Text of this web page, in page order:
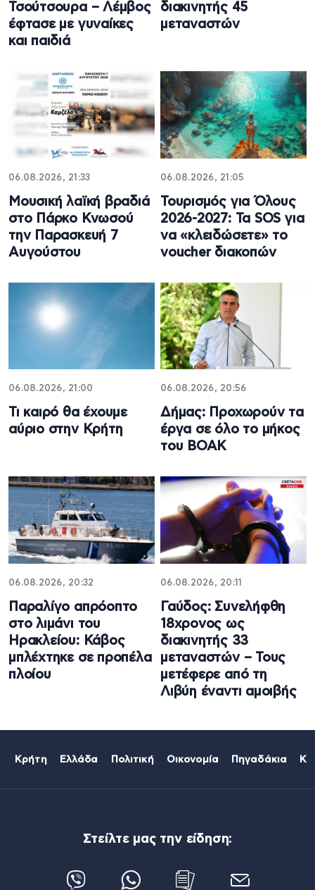
Τσούτσουρα – Λέμβος
έφτασε με γυναίκες
και παιδιά
διακινητής 45
μεταναστών
06.08.2026, 21:33
Μουσική λαϊκή βραδιά
στο Πάρκο Κνωσού
την Παρασκευή 7
Αυγούστου
06.08.2026, 21:05
Τουρισμός για Όλους
2026-2027: Τα SOS για
να «κλειδώσετε» το
voucher διακοπών
06.08.2026, 21:00
Τι καιρό θα έχουμε
αύριο στην Κρήτη
06.08.2026, 20:56
Δήμας: Προχωρούν τα
έργα σε όλο το μήκος
του ΒΟΑΚ
06.08.2026, 20:32
Παραλίγο απρόοπτο
στο λιμάνι του
Ηρακλείου: Κάβος
μπλέχτηκε σε προπέλα
πλοίου
06.08.2026, 20:11
Γαύδος: Συνελήφθη
18χρονος ως
διακινητής 33
μεταναστών – Τους
μετέφερε από τη
Λιβύη έναντι αμοιβής
Κρήτη Ελλάδα Πολιτική Οικονομία Πηγαδάκια
Στείλτε μας την είδηση: